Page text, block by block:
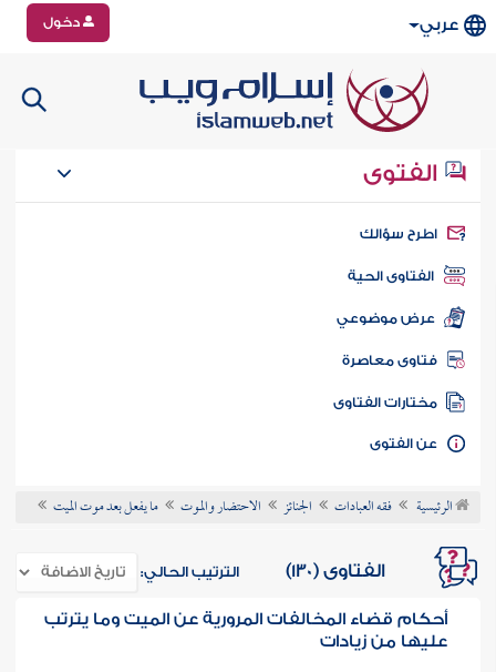
عربي دخول
الفتوى
سؤالك
الفتاوى الحية
عرض موضوعي
فتاوى معاصرة
مختارات الفتاوى
الفتوى
الرئيسية فقه العبادات الجنائز الاحتضار والموت ما يفعل بعد موت الميت
الفتاوى (130) الترتيب الحالي:
أحكام قضاء المخالفات المرورية عن الميت وما يترتب
عليها من زيادات